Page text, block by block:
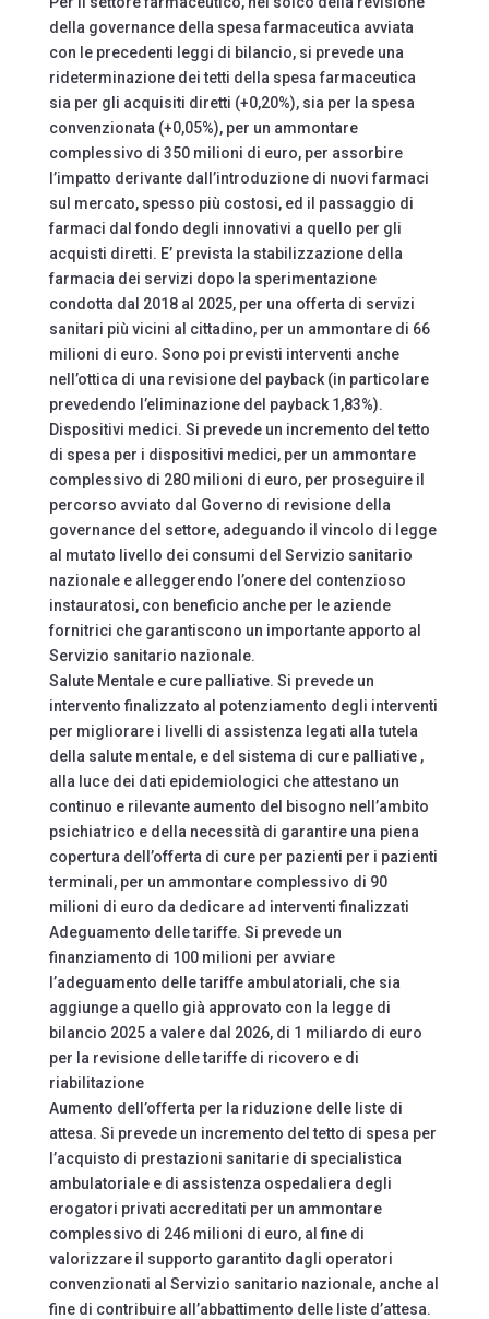
della governance della spesa farmaceutica avviata
con le precedenti leggi di bilancio, si prevede una
rideterminazione dei tetti della spesa farmaceutica
sia per gli acquisiti diretti (+0,20%), sia per la spesa
convenzionata (+0,05%), per un ammontare
complessivo di 350 milioni di euro, per assorbire
l’impatto derivante dall’introduzione di nuovi farmaci
sul mercato, spesso più costosi, ed il passaggio di
farmaci dal fondo degli innovativi a quello per gli
acquisti diretti. E’ prevista la stabilizzazione della
farmacia dei servizi dopo la sperimentazione
condotta dal 2018 al 2025, per una offerta di servizi
sanitari più vicini al cittadino, per un ammontare di 66
milioni di euro. Sono poi previsti interventi anche
nell’ottica di una revisione del payback (in particolare
prevedendo l’eliminazione del payback 1,83%).
Dispositivi medici. Si prevede un incremento del tetto
di spesa per i dispositivi medici, per un ammontare
complessivo di 280 milioni di euro, per proseguire il
percorso avviato dal Governo di revisione della
governance del settore, adeguando il vincolo di legge
al mutato livello dei consumi del Servizio sanitario
nazionale e alleggerendo l’onere del contenzioso
instauratosi, con beneficio anche per le aziende
fornitrici che garantiscono un importante apporto al
Servizio sanitario nazionale.
Salute Mentale e cure palliative. Si prevede un
intervento finalizzato al potenziamento degli interventi
per migliorare i livelli di assistenza legati alla tutela
della salute mentale, e del sistema di cure palliative ,
alla luce dei dati epidemiologici che attestano un
continuo e rilevante aumento del bisogno nell’ambito
psichiatrico e della necessità di garantire una piena
copertura dell’offerta di cure per pazienti per i pazienti
terminali, per un ammontare complessivo di 90
milioni di euro da dedicare ad interventi finalizzati
Adeguamento delle tariffe. Si prevede un
finanziamento di 100 milioni per avviare
l’adeguamento delle tariffe ambulatoriali, che sia
aggiunge a quello già approvato con la legge di
bilancio 2025 a valere dal 2026, di 1 miliardo di euro
per la revisione delle tariffe di ricovero e di
riabilitazione
Aumento dell’offerta per la riduzione delle liste di
attesa. Si prevede un incremento del tetto di spesa per
l’acquisto di prestazioni sanitarie di specialistica
ambulatoriale e di assistenza ospedaliera degli
erogatori privati accreditati per un ammontare
complessivo di 246 milioni di euro, al fine di
valorizzare il supporto garantito dagli operatori
convenzionati al Servizio sanitario nazionale, anche al
fine di contribuire all’abbattimento delle liste d’attesa.